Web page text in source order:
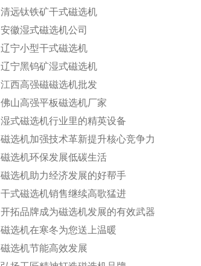
清远钛铁矿干式磁选机
安徽湿式磁选机公司
辽宁小型干式磁选机
辽宁黑钨矿湿式磁选机
江西高强磁磁选机批发
佛山高强平板磁选机厂家
湿式磁选机行业里的精英设备
磁选机加强技术革新提升核心竞争力
磁选机环保发展低碳生活
磁选机助力经济发展的好帮手
干式磁选机销售继续高歌猛进
开拓品牌成为磁选机发展的有效武器
磁选机在寒冬为您送上温暖
磁选机节能高效发展